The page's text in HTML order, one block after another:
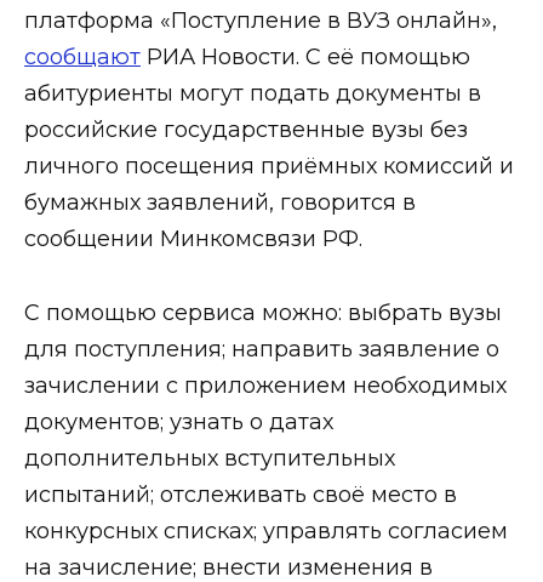
платформа «Поступление в ВУЗ онлайн»,
сообщают РИА Новости. С её помощью
абитуриенты могут подать документы в
российские государственные вузы без
личного посещения приёмных комиссий и
бумажных заявлений, говорится в
сообщении Минкомсвязи РФ.
С помощью сервиса можно: выбрать вузы
для поступления; направить заявление о
зачислении с приложением необходимых
документов; узнать о датах
дополнительных вступительных
испытаний; отслеживать своё место в
конкурсных списках; управлять согласием
на зачисление; внести изменения в